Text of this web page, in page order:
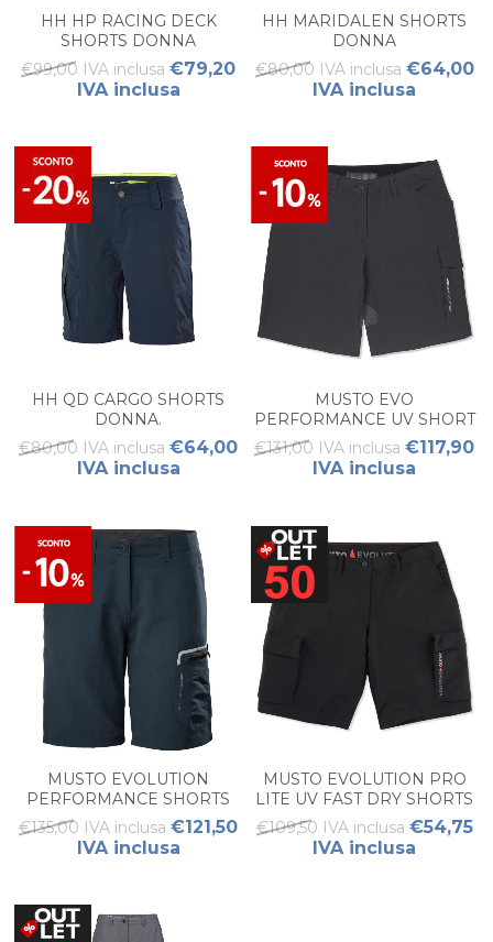
HH HP RACING DECK
SHORTS DONNA
€99,00 IVA inclusa €79,20
IVA inclusa
HH MARIDALEN SHORTS
DONNA
€80,00 IVA inclusa €64,00
IVA inclusa
HH QD CARGO SHORTS
DONNA.
€80,00 IVA inclusa €64,00
IVA inclusa
MUSTO EVO
PERFORMANCE UV SHORT
FW DONNA
€131,00 IVA inclusa €117,90
IVA inclusa
MUSTO EVOLUTION
PERFORMANCE SHORTS
2.0 DONNA
€135,00 IVA inclusa €121,50
IVA inclusa
MUSTO EVOLUTION PRO
LITE UV FAST DRY SHORTS
DONNA
€109,50 IVA inclusa €54,75
IVA inclusa